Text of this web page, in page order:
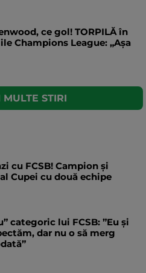
ce gol! TORPILĂ în
Champions League: „Așa
STIRI
cu FCSB! Campion și
Cupei cu două echipe
categoric lui FCSB: ”Eu și
dar nu o să merg